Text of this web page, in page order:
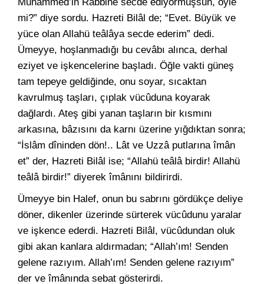
mi?” diye sordu. Hazreti Bilâl de; “Evet. Büyük ve
yüce olan Allahü teâlâya secde ederim” dedi.
Ümeyye, hoşlanmadığı bu cevâbı alınca, derhal
eziyet ve işkencelerine başladı. Öğle vakti güneş
tam tepeye geldiğinde, onu soyar, sıcaktan
kavrulmuş taşları, çıplak vücûduna koyarak
dağlardı. Ateş gibi yanan taşların bir kısmını
arkasına, bâzısını da karnı üzerine yığdıktan sonra;
“İslâm dîninden dön!.. Lât ve Uzzâ putlarına îmân
et” der, Hazreti Bilâl ise; “Allahü teâlâ birdir! Allahü
teâlâ birdir!” diyerek îmânını bildirirdi.
Ümeyye bin Halef, onun bu sabrını gördükçe deliye
döner, dikenler üzerinde sürterek vücûdunu yaralar
ve işkence ederdi. Hazreti Bilâl, vücûdundan oluk
gibi akan kanlara aldırmadan; “Allah’ım! Senden
gelene razıyım. Allah’ım! Senden gelene razıyım”
der ve îmânında sebat gösterirdi.